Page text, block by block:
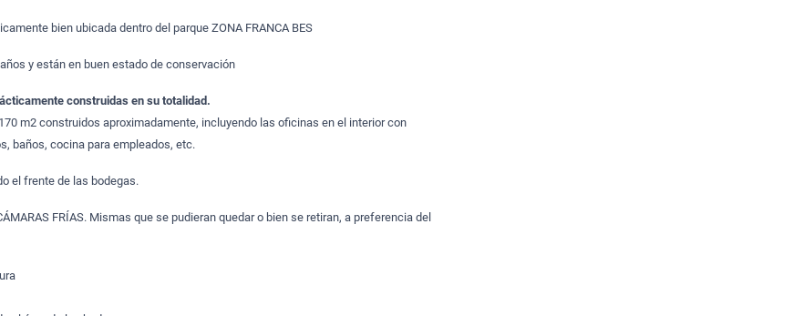
bien ubicada dentro del parque ZONA FRANCA BES
y están en buen estado de conservación
construidas en su totalidad.
m2 construidos aproximadamente, incluyendo las oficinas en el interior con
baños, cocina para empleados, etc.
el frente de las bodegas.
FRÍAS. Mismas que se pudieran quedar o bien se retiran, a preferencia del